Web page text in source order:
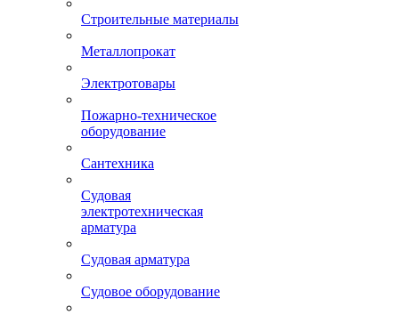
Строительные материалы
Металлопрокат
Электротовары
Пожарно-техническое
оборудование
Сантехника
Судовая
электротехническая
арматура
Судовая арматура
Судовое оборудование